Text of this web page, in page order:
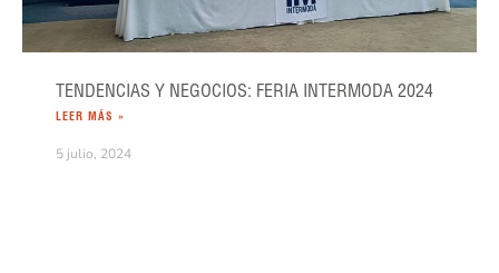
TENDENCIAS Y NEGOCIOS: FERIA INTERMODA 2024
LEER MÁS »
5 julio, 2024